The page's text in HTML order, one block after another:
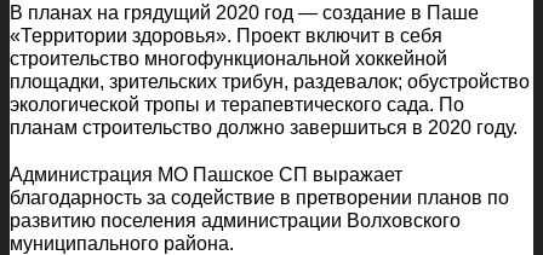
В планах на грядущий 2020 год — создание в Паше
«Территории здоровья». Проект включит в себя
строительство многофункциональной хоккейной
площадки, зрительских трибун, раздевалок; обустройство
экологической тропы и терапевтического сада. По
планам строительство должно завершиться в 2020 году.
Администрация МО Пашское СП выражает
благодарность за содействие в претворении планов по
развитию поселения администрации Волховского
муниципального района.